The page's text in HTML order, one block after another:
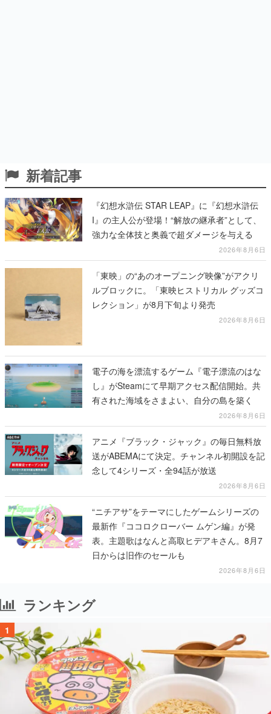
新着記事
『幻想水滸伝 STAR LEAP』に『幻想水滸伝
I』の主人公が登場！“解放の継承者”として、
強力な全体技と奥義で超ダメージを与える
2026年8月6日
「東映」の“あのオープニング映像”がアクリ
ルブロックに。「東映ヒストリカル グッズコ
レクション」が8月下旬より発売
2026年8月6日
電子の海を漂流するゲーム『電子漂流のはな
し』がSteamにて早期アクセス配信開始。共
有された海域をさまよい、自分の島を築く
2026年8月6日
アニメ『ブラック・ジャック』の毎日無料放
送がABEMAにて決定。チャンネル初開設を記
念して4シリーズ・全94話が放送
2026年8月6日
“ニチアサ”をテーマにしたゲームシリーズの
最新作『ココロクローバー ムゲン編』が発
表。主題歌はなんと高取ヒデアキさん。8月7
日からは旧作のセールも
2026年8月6日
ランキング
1